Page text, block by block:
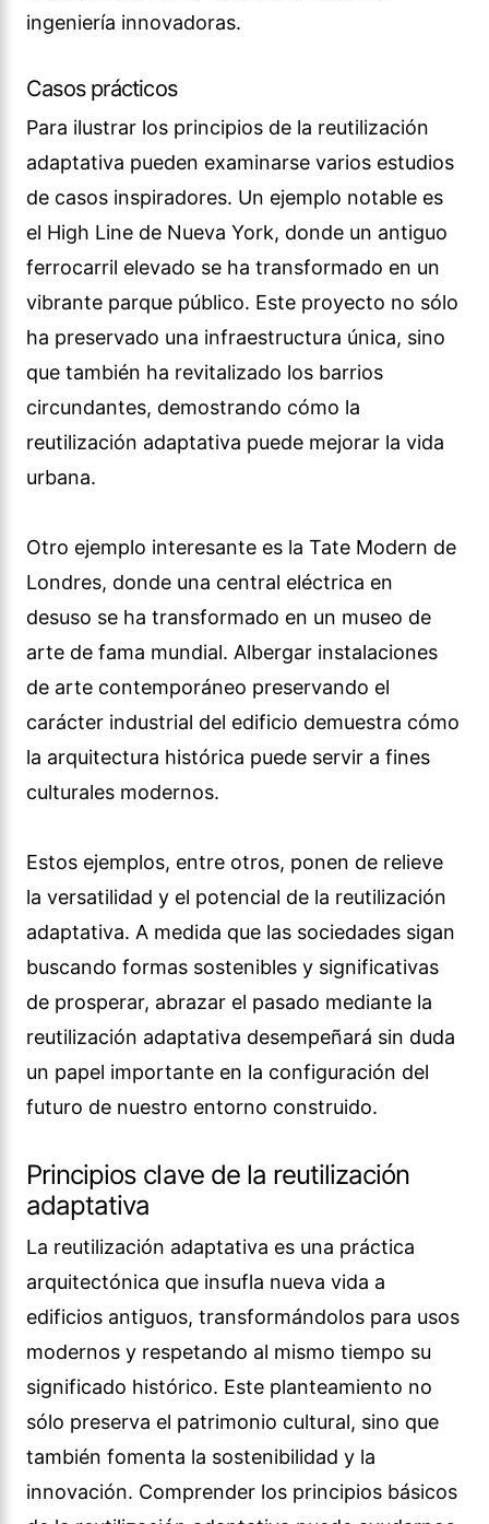
ingeniería innovadoras.
Casos prácticos
Para ilustrar los principios de la reutilización
adaptativa pueden examinarse varios estudios
de casos inspiradores. Un ejemplo notable es
el High Line de Nueva York, donde un antiguo
ferrocarril elevado se ha transformado en un
vibrante parque público. Este proyecto no sólo
ha preservado una infraestructura única, sino
que también ha revitalizado los barrios
circundantes, demostrando cómo la
reutilización adaptativa puede mejorar la vida
urbana.
Otro ejemplo interesante es la Tate Modern de
Londres, donde una central eléctrica en
desuso se ha transformado en un museo de
arte de fama mundial. Albergar instalaciones
de arte contemporáneo preservando el
carácter industrial del edificio demuestra cómo
la arquitectura histórica puede servir a fines
culturales modernos.
Estos ejemplos, entre otros, ponen de relieve
la versatilidad y el potencial de la reutilización
adaptativa. A medida que las sociedades sigan
buscando formas sostenibles y significativas
de prosperar, abrazar el pasado mediante la
reutilización adaptativa desempeñará sin duda
un papel importante en la configuración del
futuro de nuestro entorno construido.
Principios clave de la reutilización
adaptativa
La reutilización adaptativa es una práctica
arquitectónica que insufla nueva vida a
edificios antiguos, transformándolos para usos
modernos y respetando al mismo tiempo su
significado histórico. Este planteamiento no
sólo preserva el patrimonio cultural, sino que
también fomenta la sostenibilidad y la
innovación. Comprender los principios básicos